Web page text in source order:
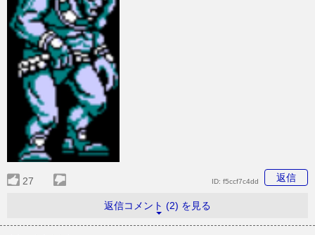
27 返信
ID: f5ccf7c4dd
返信コメント (2) を見る